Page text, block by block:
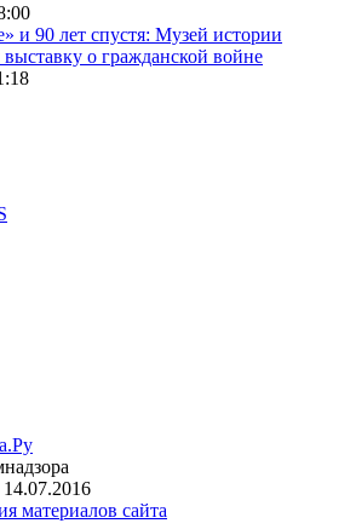
и 90 лет спустя: Музей истории
о гражданской войне
материалов сайта